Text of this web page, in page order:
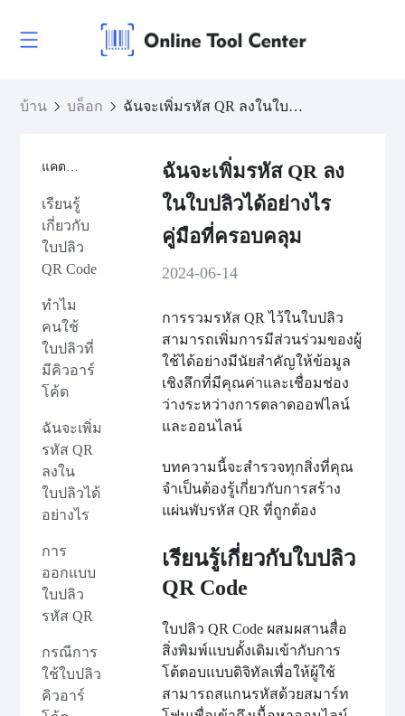
บ้าน บล็อก ฉันจะเพิ่มรหัส QR ลงในใบปลิวได้อย่างไร คู่มือที่ครอบคลุม
แคตตาล็อก
เรียนรู้
เกี่ยวกับ
ใบปลิว
QR Code
ทำไม
คนใช้
ใบปลิวที่
มีคิวอาร์
โค้ด
ฉันจะเพิ่ม
รหัส QR
ลงใน
ใบปลิวได้
อย่างไร
การ
ออกแบบ
ใบปลิว
รหัส QR
กรณีการ
ใช้ใบปลิว
คิวอาร์
ฉันจะเพิ่มรหัส QR ลง
ในใบปลิวได้อย่างไร
คู่มือที่ครอบคลุม
2024-06-14
การรวมรหัส QR ไว้ในใบปลิว
สามารถเพิ่มการมีส่วนร่วมของผู้
ใช้ได้อย่างมีนัยสำคัญให้ข้อมูล
เชิงลึกที่มีคุณค่าและเชื่อมช่อง
ว่างระหว่างการตลาดออฟไลน์
และออนไลน์
บทความนี้จะสำรวจทุกสิ่งที่คุณ
จำเป็นต้องรู้เกี่ยวกับการสร้าง
แผ่นพับรหัส QR ที่ถูกต้อง
เรียนรู้เกี่ยวกับใบปลิว
QR Code
ใบปลิว QR Code ผสมผสานสื่อ
สิ่งพิมพ์แบบดั้งเดิมเข้ากับการ
โต้ตอบแบบดิจิทัลเพื่อให้ผู้ใช้
สามารถสแกนรหัสด้วยสมาร์ท